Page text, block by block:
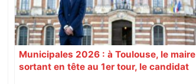
Municipales 2026 : à Toulouse, le maire
sortant en tête au 1er tour, le candidat